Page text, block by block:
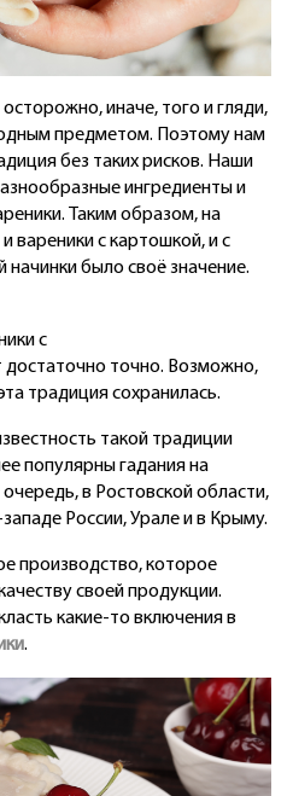
иначе, того и гляди,
предметом. Поэтому нам
без таких рисков. Наши
ингредиенты и
Таким образом, на
вареники с картошкой, и с
начинки было своё значение.
с
точно. Возможно,
традиция сохранилась.
такой традиции
популярны гадания на
в Ростовской области,
России, Урале и в Крыму.
производство, которое
своей продукции.
какие-то включения в
.